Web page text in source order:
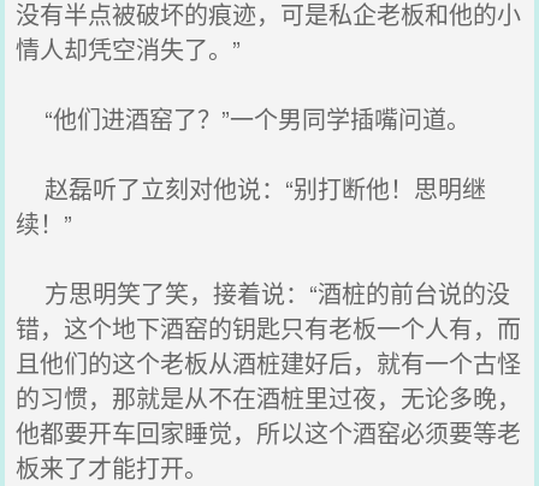
没有半点被破坏的痕迹，可是私企老板和他的小
情人却凭空消失了。”
“他们进酒窑了？”一个男同学插嘴问道。
赵磊听了立刻对他说：“别打断他！思明继
续！”
方思明笑了笑，接着说：“酒桩的前台说的没
错，这个地下酒窑的钥匙只有老板一个人有，而
且他们的这个老板从酒桩建好后，就有一个古怪
的习惯，那就是从不在酒桩里过夜，无论多晚，
他都要开车回家睡觉，所以这个酒窑必须要等老
板来了才能打开。